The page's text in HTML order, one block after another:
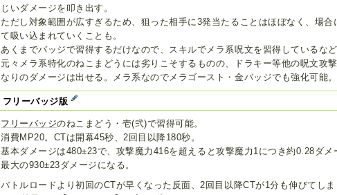
じいダメージを叩き出す。
ただし対象範囲が広すぎるため、狙った相手に3発当たることはほぼなく、場
て吸い込まれていくことも。
あくまでバッジで習得するだけなので、スキルでメラ系呪文を習得しているなど
元々メラ系特化のねこまどうには劣りこそするものの、ドラキー等他の呪文攻
なりのダメージは出せる。メラ系なのでメラゴースト・金バッジでも強化可能。
フリーバッジ版
フリーバッジのねこまどう・壱(弐)で習得可能。
消費MP20。CTは開幕45秒、2回目以降180秒。
基本ダメージは480±23で、攻撃魔力416を超えると攻撃魔力1につき約0.28ダ
最大の930±23ダメージになる。
バトルロードより初回のCTが早くなった反面、2回目以降CTが1分も伸びてし